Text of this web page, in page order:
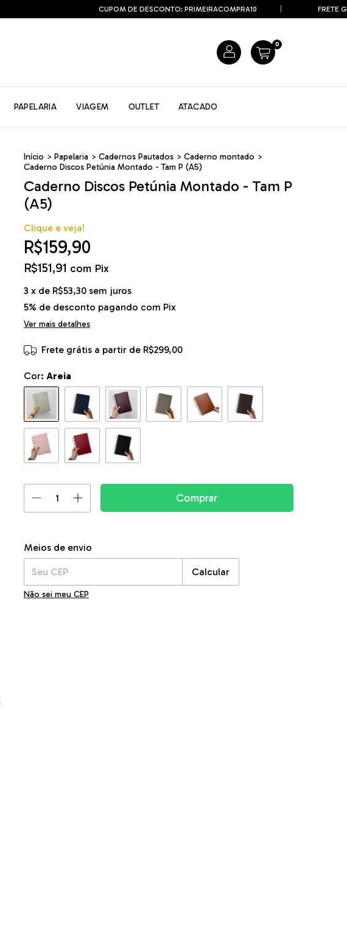
CUPOM DE DESCONTO: PRIMEIRACOMPRA10 FRETE
0
PAPELARIA VIAGEM OUTLET ATACADO
Início > Papelaria > Cadernos Pautados > Caderno montado >
Caderno Discos Petúnia Montado - Tam P (A5)
Caderno Discos Petúnia Montado - Tam P
(A5)
Clique e veja!
R$159,90
R$151,91 com Pix
3 x de R$53,30 sem juros
5% de desconto pagando com Pix
Ver mais detalhes
Frete grátis a partir de R$299,00
Cor: Areia
Entregas para o CEP:
Meios de envio
Calcular
Não sei meu CEP